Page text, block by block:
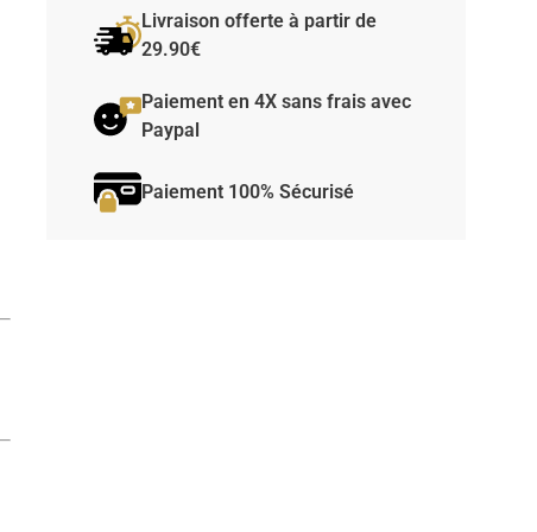
Livraison offerte à partir de
29.90€
Paiement en 4X sans frais avec
Paypal
Paiement 100% Sécurisé